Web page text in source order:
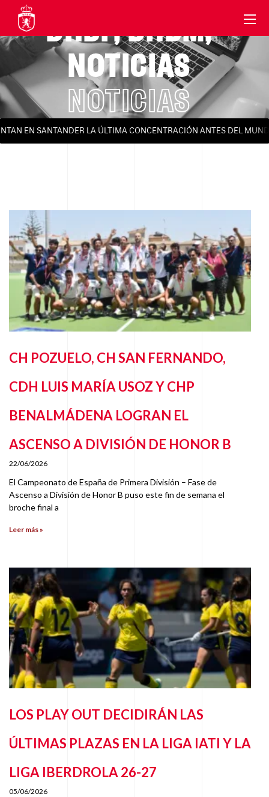
DHBF,DHBM,
NOTICIAS
NOTICIAS
EN SANTANDER LA ÚLTIMA CONCENTRACIÓN ANTES DEL
CH POZUELO, CH SAN FERNANDO,
CDH LUIS MARÍA USOZ Y CHP
BENALMÁDENA LOGRAN EL
ASCENSO A DIVISIÓN DE HONOR B
22/06/2026
El Campeonato de España de Primera División – Fase de
Ascenso a División de Honor B puso este fin de semana el
broche final a
Leer más »
LOS PLAY OUT DECIDIRÁN LAS
ÚLTIMAS PLAZAS EN LA LIGA IATI Y LA
LIGA IBERDROLA 26-27
05/06/2026